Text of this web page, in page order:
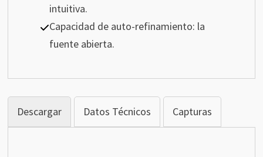
intuitiva.
Capacidad de auto-refinamiento: la
fuente abierta.
Descargar Datos Técnicos Capturas